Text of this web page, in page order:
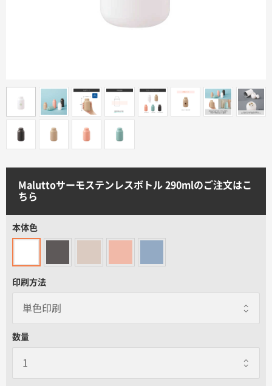
目的・シーンから探す
印刷色から探す
ご注文の流れ
データ入稿ガイド
再注文について
よくあるご質問
Maluttoサーモステンレスボトル 290mlのご注文はこ
ちら
本体色
印刷方法
数量